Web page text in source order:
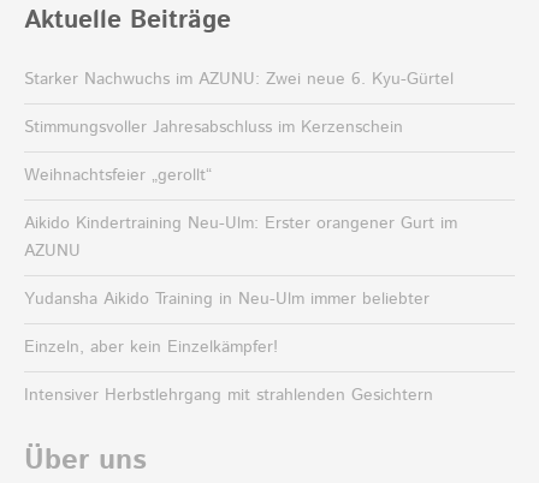
Aktuelle Beiträge
Starker Nachwuchs im AZUNU: Zwei neue 6. Kyu-Gürtel
Stimmungsvoller Jahresabschluss im Kerzenschein
Weihnachtsfeier „gerollt“
Aikido Kindertraining Neu-Ulm: Erster orangener Gurt im
AZUNU
Yudansha Aikido Training in Neu-Ulm immer beliebter
Einzeln, aber kein Einzelkämpfer!
Intensiver Herbstlehrgang mit strahlenden Gesichtern
Über uns